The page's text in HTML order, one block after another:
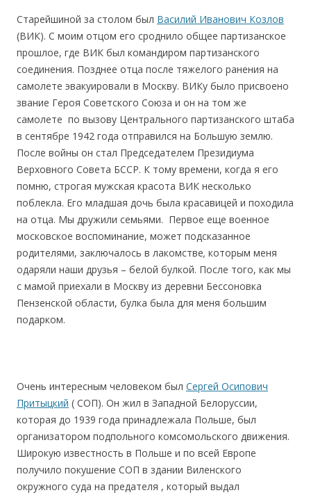
Старейшиной за столом был Василий Иванович Козлов
(ВИК). С моим отцом его сроднило общее партизанское
прошлое, где ВИК был командиром партизанского
соединения. Позднее отца после тяжелого ранения на
самолете эвакуировали в Москву. ВИКу было присвоено
звание Героя Советского Союза и он на том же
самолете по вызову Центрального партизанского штаба
в сентябре 1942 года отправился на Большую землю.
После войны он стал Председателем Президиума
Верховного Совета БССР. К тому времени, когда я его
помню, строгая мужская красота ВИК несколько
поблекла. Его младшая дочь была красавицей и походила
на отца. Мы дружили семьями. Первое еще военное
московское воспоминание, может подсказанное
родителями, заключалось в лакомстве, которым меня
одаряли наши друзья – белой булкой. После того, как мы
с мамой приехали в Москву из деревни Бессоновка
Пензенской области, булка была для меня большим
подарком.
Очень интересным человеком был Сергей Осипович
Притыцкий ( СОП). Он жил в Западной Белоруссии,
которая до 1939 года принадлежала Польше, был
организатором подпольного комсомольского движения.
Широкую известность в Польше и по всей Европе
получило покушение СОП в здании Виленского
окружного суда на предателя , который выдал